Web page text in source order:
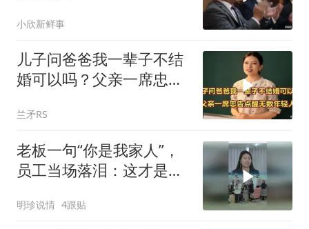
小欣新鲜事
儿子问爸爸我一辈子不结
婚可以吗？父亲一席忠告
兰矛RS
老板一句“你是我家人”，
员工当场落泪：这才是职
明珍说情 4跟贴